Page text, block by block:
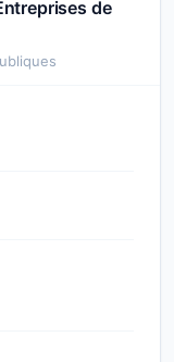
de